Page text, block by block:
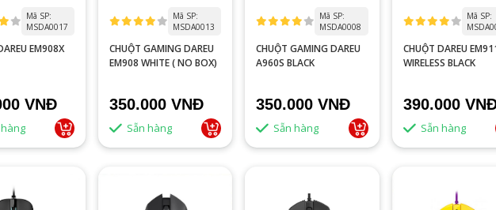
Mã SP:
MSDA0017
EM908X
VNĐ
Mã SP:
MSDA0013
CHUỘT GAMING DAREU
EM908 WHITE ( NO BOX)
350.000 VNĐ
Sẵn hàng
Mã SP:
MSDA0008
CHUỘT GAMING DAREU
A960S BLACK
350.000 VNĐ
Sẵn hàng
Mã SP:
CHUỘT DAREU
WIRELESS BLACK
390.000
Sẵn hàng